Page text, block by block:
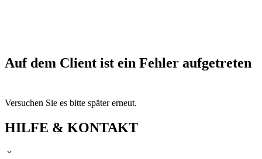
Auf dem Client ist ein Fehler aufgetreten
Versuchen Sie es bitte später erneut.
HILFE & KONTAKT